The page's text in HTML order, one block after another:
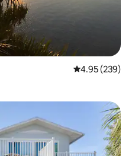
平均评分 4.95
4.95 (239)